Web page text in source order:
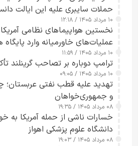
حملات سایبری علیه این ایالت
ارائه نکرد
۱۰ مرداد ۱۴۰۵ / ۱۲:۱۸
نخستین هواپیماهای نظامی آمریکا
عملیات‌های خاورمیانه وارد پایگاه
شدند
۱۰ مرداد ۱۴۰۵ / ۱۱:۵۹
ترامپ دوباره بر تصاحب گرینلند
۱۰ مرداد ۱۴۰۵ / ۰۹:۰۵
تهدید علیه قطب نفتی عربستان؛
و جمهوری‌خواهان
۰۸ مرداد ۱۴۰۵ / ۱۹:۳۵
خسارات ناشی از حمله آمریکا به
دانشگاه علوم پزشکی اهواز
۰۸ مرداد ۱۴۰۵ / ۱۹:۰۳